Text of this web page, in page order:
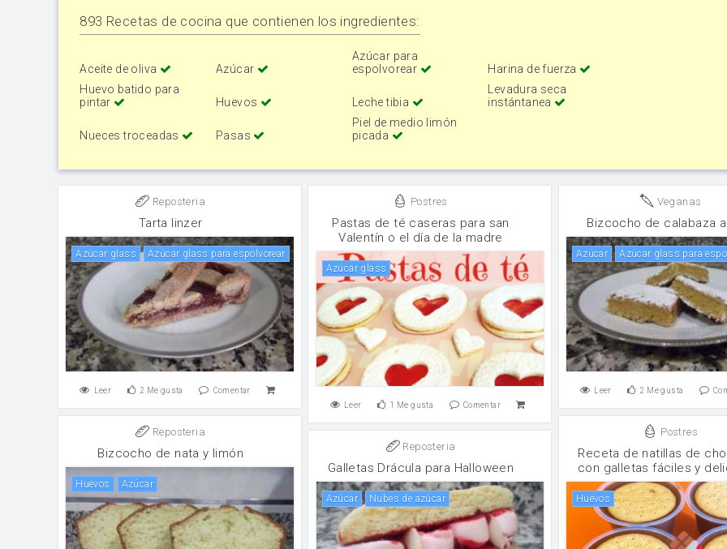
893 Recetas de cocina que contienen los ingredientes:
Aceite de oliva Azúcar
Azúcar para
espolvorear
Harina de fuerza
Huevo batido para
pintar
Huevos Leche tibia
Levadura seca
instántanea
Nueces troceadas Pasas
Piel de medio limón
picada
Reposteria
Tarta linzer
Azúcar glass Azúcar glass para espolvorear
Leer 2 Me gusta Comentar
Postres
Pastas de té caseras para san
Valentín o el día de la madre
Azúcar glass
Leer 1 Me gusta Comentar
Veganas
Bizcocho de calabaza
Azúcar Azúcar glass para
Leer 2 Me gusta
Reposteria
Bizcocho de nata y limón
huevos Azúcar
Postres
Receta de natillas de
con galletas fáciles y
huevos
Reposteria
Galletas Drácula para Halloween
Azúcar Nubes de azúcar